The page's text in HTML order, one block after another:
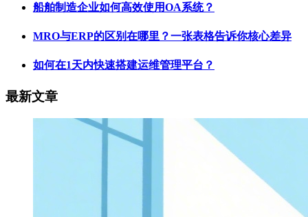
船舶制造企业如何高效使用OA系统？
MRO与ERP的区别在哪里？一张表格告诉你核心差异
如何在1天内快速搭建运维管理平台？
最新文章